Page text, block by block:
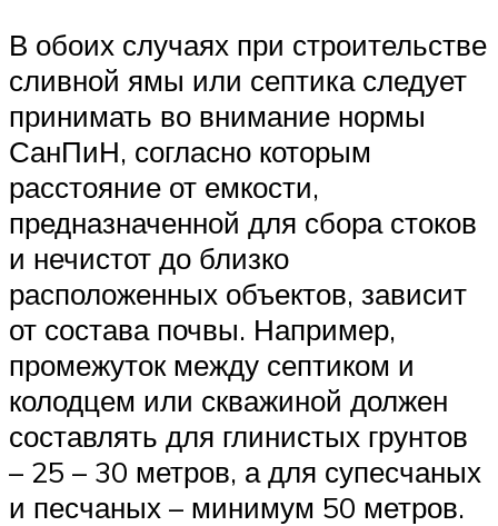
В обоих случаях при строительстве
сливной ямы или септика следует
принимать во внимание нормы
СанПиН, согласно которым
расстояние от емкости,
предназначенной для сбора стоков
и нечистот до близко
расположенных объектов, зависит
от состава почвы. Например,
промежуток между септиком и
колодцем или скважиной должен
составлять для глинистых грунтов
– 25 – 30 метров, а для супесчаных
и песчаных – минимум 50 метров.